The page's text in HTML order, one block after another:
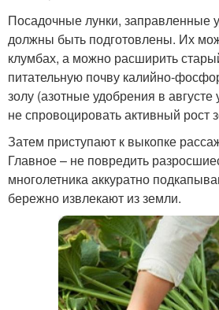
Посадочные лунки, заправленные
должны быть подготовлены. Их
клумбах, а можно расширить
питательную почву калийно-
золу (азотные удобрения в
не спровоцировать активный рост
Затем приступают к выкопке
Главное – не повредить
многолетника аккуратно
бережно извлекают из земли.